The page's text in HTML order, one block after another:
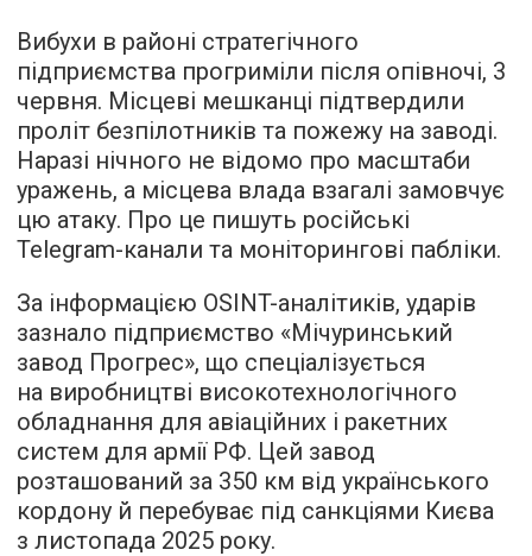
Вибухи в районі стратегічного
підприємства прогриміли після опівночі, 3
червня. Місцеві мешканці підтвердили
проліт безпілотників та пожежу на заводі.
Наразі нічного не відомо про масштаби
уражень, а місцева влада взагалі замовчує
цю атаку. Про це пишуть російські
Telegram-канали та моніторингові пабліки.
За інформацією OSINT-аналітиків, ударів
зазнало підприємство «Мічуринський
завод Прогрес», що спеціалізується
на виробництві високотехнологічного
обладнання для авіаційних і ракетних
систем для армії РФ. Цей завод
розташований за 350 км від українського
кордону й перебуває під санкціями Києва
з листопада 2025 року.